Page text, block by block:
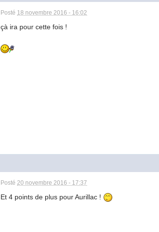
Posté 18 novembre 2016 - 16:02
çà ira pour cette fois !
Posté20 novembre 2016 - 17:37
Et 4 points de plus pour Aurillac !